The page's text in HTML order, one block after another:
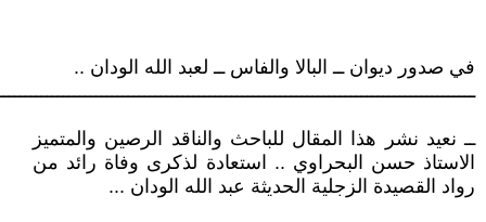
في صدور ديوان ــ البالا والفاس ــ لعبد الله الودان ..
ــ نعيد نشر هذا المقال للباحث والناقد الرصين والمتميز
الاستاذ حسن البحراوي .. استعادة لذكرى وفاة رائد من
رواد القصيدة الزجلية الحديثة عبد الله الودان ...